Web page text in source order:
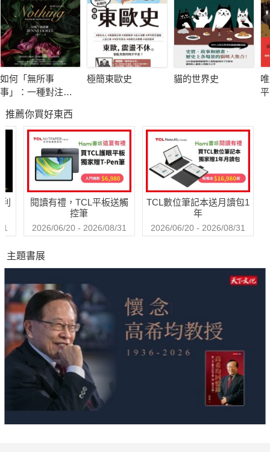
如何「無所事
事」：一種對注意
極簡東歐史 貓的世界史
推薦你買好東西
閱讀有禮，TCL平板送觸
控筆
2026/06/20 - 2026/08/31
TCL數位筆記本送月讀包1
年
2026/06/20 - 2026/08/31
主題書展